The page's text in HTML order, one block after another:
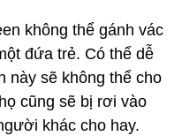
không thể gánh vác
đứa trẻ. Có thể dễ
này sẽ không thể cho
cũng sẽ bị rơi vào
khác cho hay.